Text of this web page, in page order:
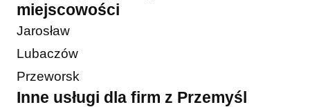
miejscowości
Jarosław
Lubaczów
Przeworsk
Inne usługi dla firm z Przemyśl